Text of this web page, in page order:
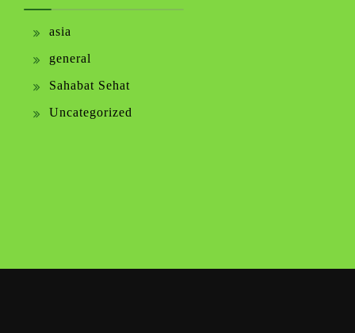
asia
general
Sahabat Sehat
Uncategorized